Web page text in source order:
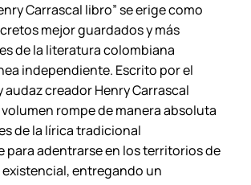
Carrascal libro” se erige como
mejor guardados y más
de la literatura colombiana
independiente. Escrito por el
creador Henry Carrascal
rompe de manera absoluta
de la lírica tradicional
para adentrarse en los territorios de
entregando un